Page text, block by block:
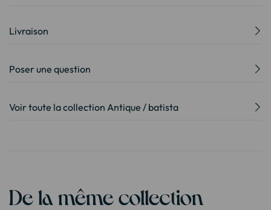
Livraison
Poser une question
Voir toute la collection Antique / batista
De la même collection